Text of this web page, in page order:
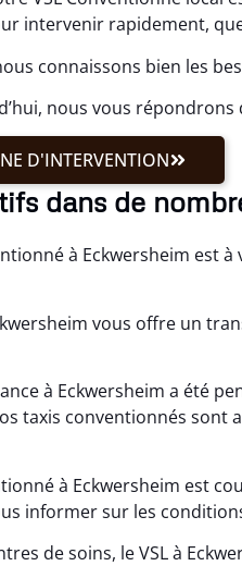
intervenir rapidement,
connaissons bien les
nous vous répondrons
D'INTERVENTION
dans de
à Eckwersheim est
vous offre un
à Eckwersheim a été
taxis conventionnés sont
à Eckwersheim est
informer sur les
de soins, le VSL à